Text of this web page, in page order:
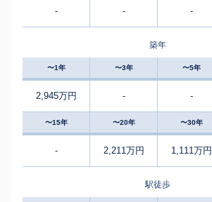
- - -
築年
〜1年 〜3年 〜5年
2,945万円 - -
〜15年 〜20年 〜30年
- 2,211万円 1,111万円
駅徒歩